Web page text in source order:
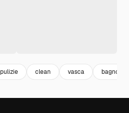
pulizie clean vasca bagno